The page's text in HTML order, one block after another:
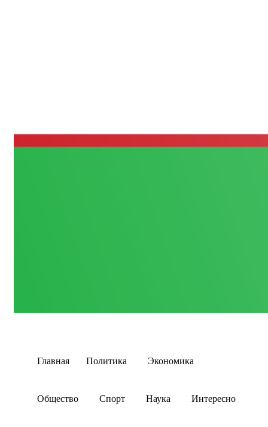
Главная Политика Экономика
Общество Спорт Наука Интересно